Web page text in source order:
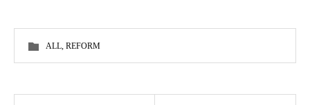
ALL, REFORM